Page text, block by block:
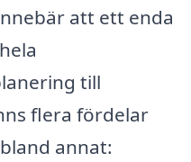
att ett enda
till
flera fördelar
annat: